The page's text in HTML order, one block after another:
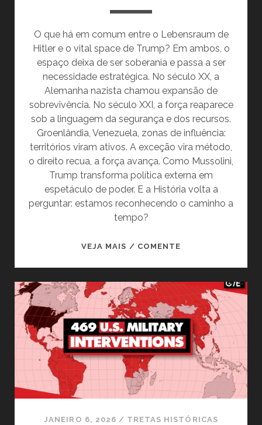
O que há em comum entre o Lebensraum de
Hitler e o vital space de Trump? Em ambos, o
espaço deixa de ser soberania e passa a ser
necessidade estratégica. No século XX, a
Alemanha nazista chamou expansão de
sobrevivência. No século XXI, a força reaparece
sob a linguagem da segurança e dos recursos.
Groenlândia, Venezuela, zonas de influência:
territórios viram ativos. A exceção vira método,
o direito recua, a força avança. Como Mussolini,
Trump transforma política externa em
espetáculo de poder. E a História volta a
perguntar: estamos reconhecendo o caminho a
tempo?
VEJA MAIS / COMENTEDO
VITAL
SPACE:
ESTAMOS
REVIVENDO
OS
CAMINHOS
LEVARAM
A
HITLER?
JANEIRO 6, 2026 / TRETAS HISTÓRICAS